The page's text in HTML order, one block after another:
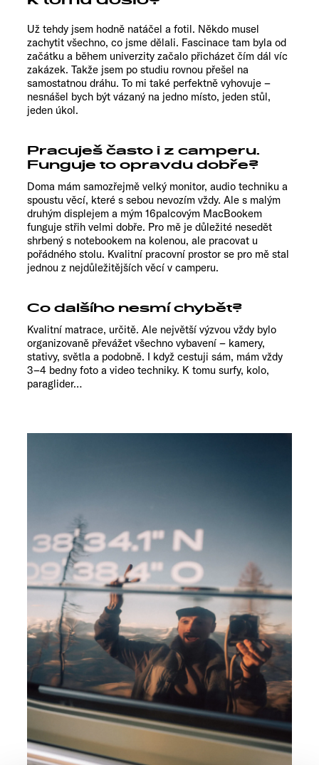
Už tehdy jsem hodně natáčel a fotil. Někdo musel
zachytit všechno, co jsme dělali. Fascinace tam byla od
začátku a během univerzity začalo přicházet čím dál víc
zakázek. Takže jsem po studiu rovnou přešel na
samostatnou dráhu. To mi také perfektně vyhovuje –
nesnášel bych být vázaný na jedno místo, jeden stůl,
jeden úkol.
Pracuješ často i z camperu.
Funguje to opravdu dobře?
Doma mám samozřejmě velký monitor, audio techniku a
spoustu věcí, které s sebou nevozím vždy. Ale s malým
druhým displejem a mým 16palcovým MacBookem
funguje střih velmi dobře. Pro mě je důležité nesedět
shrbený s notebookem na kolenou, ale pracovat u
pořádného stolu. Kvalitní pracovní prostor se pro mě stal
jednou z nejdůležitějších věcí v camperu.
Co dalšího nesmí chybět?
Kvalitní matrace, určitě. Ale největší výzvou vždy bylo
organizovaně převážet všechno vybavení – kamery,
stativy, světla a podobně. I když cestuji sám, mám vždy
3–4 bedny foto a video techniky. K tomu surfy, kolo,
paraglider…